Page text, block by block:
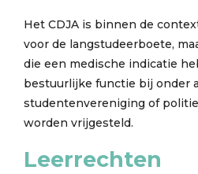
Het CDJA is binnen de
voor de langstudeerboete,
die een medische indicatie
bestuurlijke functie bij onder
studentenvereniging of
worden vrijgesteld.
Leerrechten